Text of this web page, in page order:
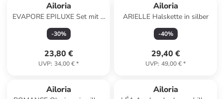
Ailoria
EVAPORE EPILUXE Set mit 5
Scherköpfen in weiß
-30%
23,80 €
UVP: 34,00 €*
Ailoria
ARIELLE Halskette in silber
-40%
29,40 €
UVP: 49,00 €*
Ailoria Ailoria